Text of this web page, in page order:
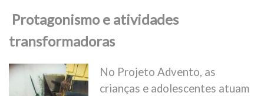
Protagonismo e atividades
transformadoras
No Projeto Advento, as
crianças e adolescentes atuam